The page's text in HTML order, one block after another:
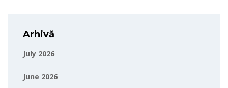
Arhivă
July 2026
June 2026